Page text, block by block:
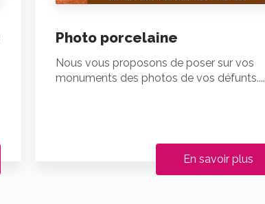
Photo porcelaine
Nous vous proposons de poser sur vos
monuments des photos de vos défunts....
En savoir plus